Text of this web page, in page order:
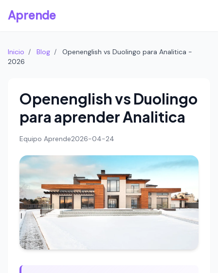
Aprende
Inicio / Blog /
Openenglish vs Duolingo para Analitica -
2026
Openenglish vs Duolingo
para aprender Analitica
Equipo Aprende2026-04-24